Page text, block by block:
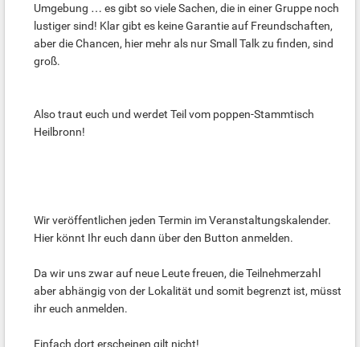
Umgebung … es gibt so viele Sachen, die in einer Gruppe noch
lustiger sind! Klar gibt es keine Garantie auf Freundschaften,
aber die Chancen, hier mehr als nur Small Talk zu finden, sind
groß.
Also traut euch und werdet Teil vom poppen-Stammtisch
Heilbronn!
Wir veröffentlichen jeden Termin im Veranstaltungskalender.
Hier könnt Ihr euch dann über den Button anmelden.
Da wir uns zwar auf neue Leute freuen, die Teilnehmerzahl
aber abhängig von der Lokalität und somit begrenzt ist, müsst
ihr euch anmelden.
Einfach dort erscheinen gilt nicht!